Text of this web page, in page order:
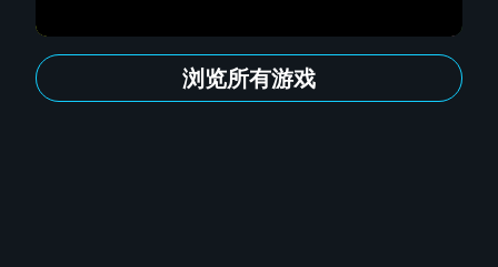
浏览所有游戏